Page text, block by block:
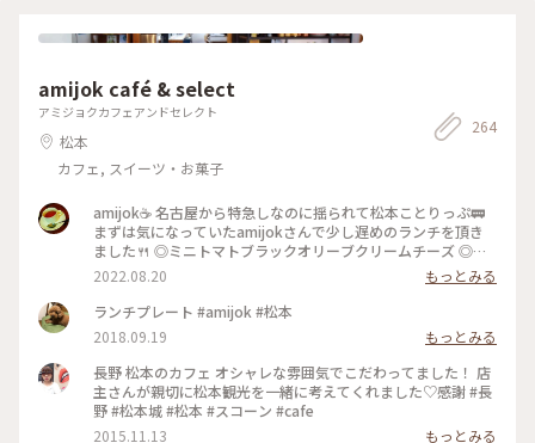
ッキー缶を自分へのお土産に 買いました 綺麗！可愛い！そし
amijok café & select
アミジョクカフェアンドセレクト
松本
カフェ, スイーツ・お菓子
264
amijok☕ 名古屋から特急しなのに揺られて松本ことりっぷ🚃
まずは気になっていたamijokさんで少し遅めのランチを頂き
ました🍴 ◎ミニトマトブラックオリーブクリームチーズ ◎ド
リップコーヒーice ◎信州完熟桃フロマージュクリー厶 ショー
ケースでマフィンを選んだのですが、実際にお皿に載って目の
前にすると、その大きさに驚きました😂 外カリッ中しっとり
ホロホロのマフィンに、甘さがギュッと詰まったミニトマト、
オリーブの香りが絶妙です😋 軽く温めてくださったので中の
クリームチーズがとろっと熱くて、お好みでとお勧めしていた
だいたオリーブオイルをかけたり、何パターンもの美味しさが
楽しめました✨ ドリップコーヒーは酸味少なめで苦味がありつ
つすっきり飲める美味しさ😊 桃のマフィンもどうしても食べ
2022.08.20
もっとみる
ランチプレート #amijok #松本
2018.09.19
もっとみる
長野 松本のカフェ オシャレな雰囲気でこだわってました！ 店
主さんが親切に松本観光を一緒に考えてくれました♡感謝 #長
野 #松本城 #松本 #スコーン #cafe
2015.11.13
もっとみる